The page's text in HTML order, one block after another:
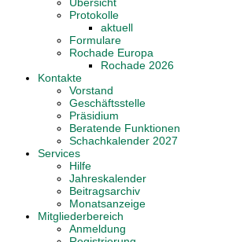
Protokolle
aktuell
Formulare
Rochade Europa
Rochade 2026
Kontakte
Vorstand
Geschäftsstelle
Präsidium
Beratende Funktionen
Schachkalender 2027
Services
Hilfe
Jahreskalender
Beitragsarchiv
Monatsanzeige
Mitgliederbereich
Anmeldung